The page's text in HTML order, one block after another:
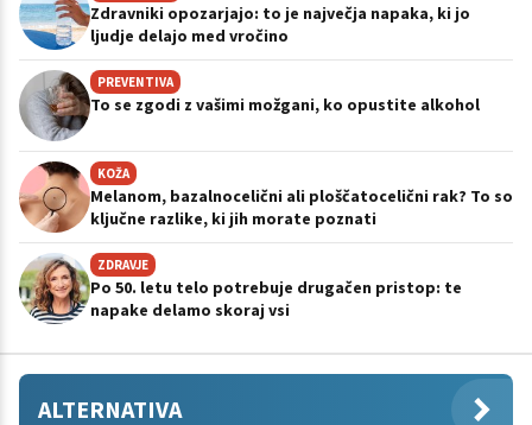
Zdravniki opozarjajo: to je največja napaka, ki jo
ljudje delajo med vročino
PREVENTIVA
To se zgodi z vašimi možgani, ko opustite alkohol
KOŽA
Melanom, bazalnocelični ali ploščatocelični rak? To so
ključne razlike, ki jih morate poznati
ZDRAVJE
Po 50. letu telo potrebuje drugačen pristop: te
napake delamo skoraj vsi
ALTERNATIVA